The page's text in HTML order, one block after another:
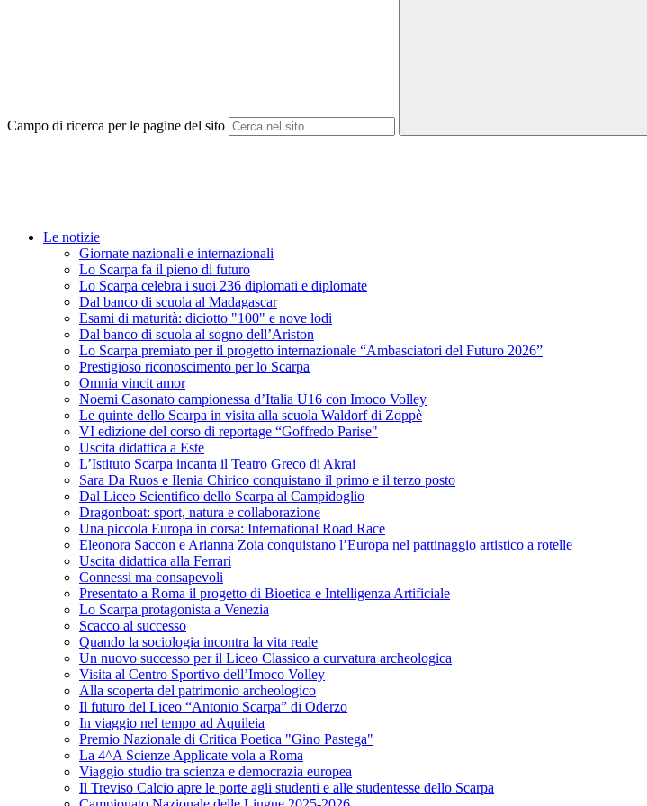
Campo di ricerca per le pagine del sito
Le notizie
Giornate nazionali e internazionali
Lo Scarpa fa il pieno di futuro
Lo Scarpa celebra i suoi 236 diplomati e diplomate
Dal banco di scuola al Madagascar
Esami di maturità: diciotto "100" e nove lodi
Dal banco di scuola al sogno dell’Ariston
Lo Scarpa premiato per il progetto internazionale “Ambasciatori del Futuro 2026”
Prestigioso riconoscimento per lo Scarpa
Omnia vincit amor
Noemi Casonato campionessa d’Italia U16 con Imoco Volley
Le quinte dello Scarpa in visita alla scuola Waldorf di Zoppè
VI edizione del corso di reportage “Goffredo Parise"
Uscita didattica a Este
L’Istituto Scarpa incanta il Teatro Greco di Akrai
Sara Da Ruos e Ilenia Chirico conquistano il primo e il terzo posto
Dal Liceo Scientifico dello Scarpa al Campidoglio
Dragonboat: sport, natura e collaborazione
Una piccola Europa in corsa: International Road Race
Eleonora Saccon e Arianna Zoia conquistano l’Europa nel pattinaggio artistico a rotelle
Uscita didattica alla Ferrari
Connessi ma consapevoli
Presentato a Roma il progetto di Bioetica e Intelligenza Artificiale
Lo Scarpa protagonista a Venezia
Scacco al successo
Quando la sociologia incontra la vita reale
Un nuovo successo per il Liceo Classico a curvatura archeologica
Visita al Centro Sportivo dell’Imoco Volley
Alla scoperta del patrimonio archeologico
Il futuro del Liceo “Antonio Scarpa” di Oderzo
In viaggio nel tempo ad Aquileia
Premio Nazionale di Critica Poetica "Gino Pastega"
La 4^A Scienze Applicate vola a Roma
Viaggio studio tra scienza e democrazia europea
Il Treviso Calcio apre le porte agli studenti e alle studentesse dello Scarpa